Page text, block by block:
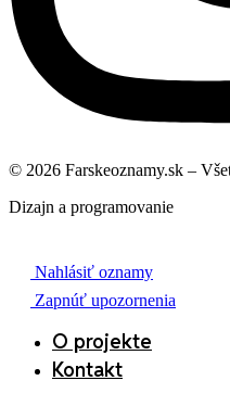
© 2026 Farskeoznamy.sk –
Dizajn a programovanie
Nahlásiť oznamy
Zapnúť upozornenia
O projekte
Kontakt